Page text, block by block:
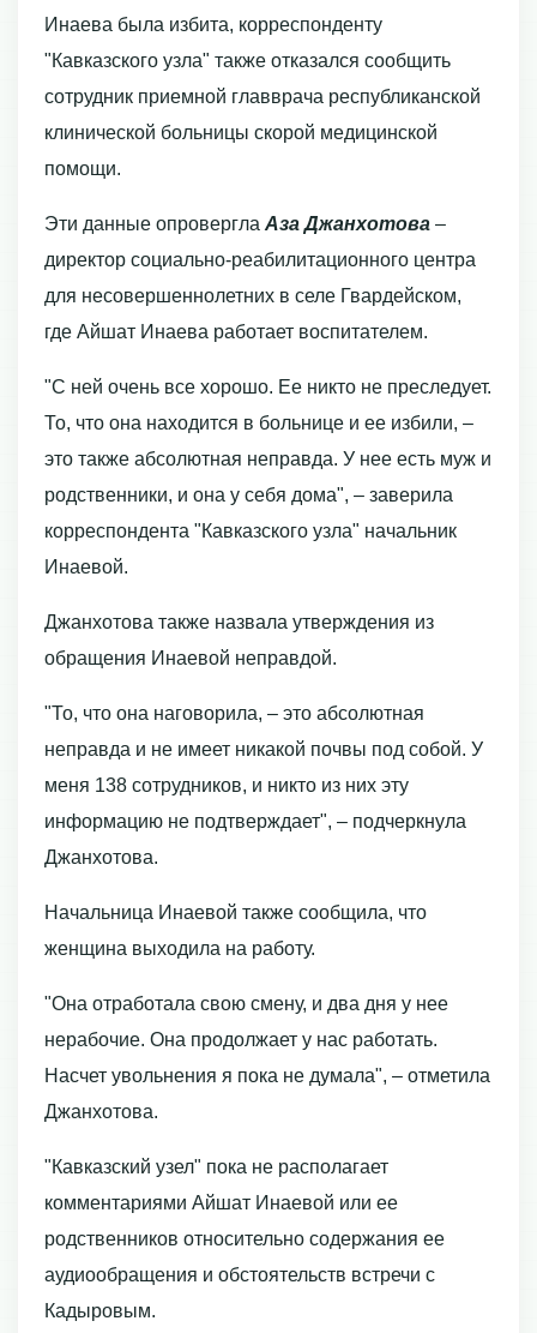
Инаева была избита, корреспонденту
"Кавказского узла" также отказался сообщить
сотрудник приемной главврача республиканской
клинической больницы скорой медицинской
помощи.
Эти данные опровергла Аза Джанхотова –
директор социально-реабилитационного центра
для несовершеннолетних в селе Гвардейском,
где Айшат Инаева работает воспитателем.
"С ней очень все хорошо. Ее никто не преследует.
То, что она находится в больнице и ее избили, –
это также абсолютная неправда. У нее есть муж и
родственники, и она у себя дома", – заверила
корреспондента "Кавказского узла" начальник
Инаевой.
Джанхотова также назвала утверждения из
обращения Инаевой неправдой.
"То, что она наговорила, – это абсолютная
неправда и не имеет никакой почвы под собой. У
меня 138 сотрудников, и никто из них эту
информацию не подтверждает", – подчеркнула
Джанхотова.
Начальница Инаевой также сообщила, что
женщина выходила на работу.
"Она отработала свою смену, и два дня у нее
нерабочие. Она продолжает у нас работать.
Насчет увольнения я пока не думала", – отметила
Джанхотова.
"Кавказский узел" пока не располагает
комментариями Айшат Инаевой или ее
родственников относительно содержания ее
аудиообращения и обстоятельств встречи с
Кадыровым.